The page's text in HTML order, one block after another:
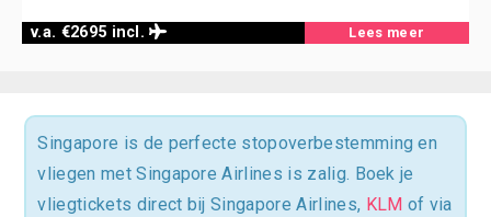
v.a. €2695 incl. Lees meer
Singapore is de perfecte stopoverbestemming en
vliegen met Singapore Airlines is zalig. Boek je
vliegtickets direct bij Singapore Airlines, KLM of via